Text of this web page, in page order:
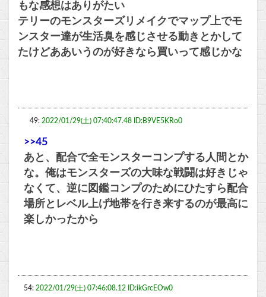
もな感想はありがたい
テリーのモンスターズリメイクでマップ上でモ
ンスター達が生活臭を感じさせる動きとかして
たけどああいうのが好きなら買いって感じかな
49: 2022/01/29(土) 07:40:47.48 ID:B9VE5KRo0
>>45
あと、配合で全モンスターコンプする人間とか
な。俺はモンスターズの大味な戦闘は好きじゃ
なくて、逆に図鑑コンプのためにひたすら配合
場所とレベル上げ地帯を行き来するのが最高に
楽しかったから
54: 2022/01/29(土) 07:46:08.12 ID:ikGrcEOw0